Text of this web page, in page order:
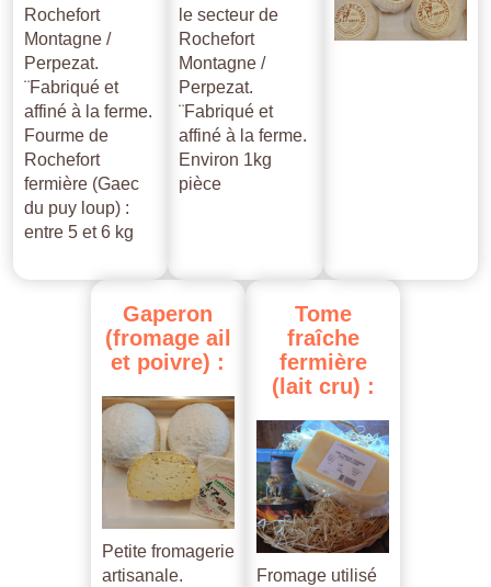
Rochefort
Montagne /
Perpezat.
¨Fabriqué et
affiné à la ferme.
Fourme de
Rochefort
fermière (Gaec
du puy loup) :
entre 5 et 6 kg
le secteur de
Rochefort
Montagne /
Perpezat.
¨Fabriqué et
affiné à la ferme.
Environ 1kg
pièce
Gaperon
(fromage ail
et poivre) :
Petite fromagerie
artisanale.
Tome
fraîche
fermière
(lait cru) :
Fromage utilisé